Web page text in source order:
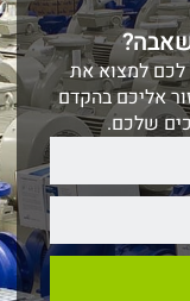
לכם למצוא את
אליכם בהקדם
שלכם.